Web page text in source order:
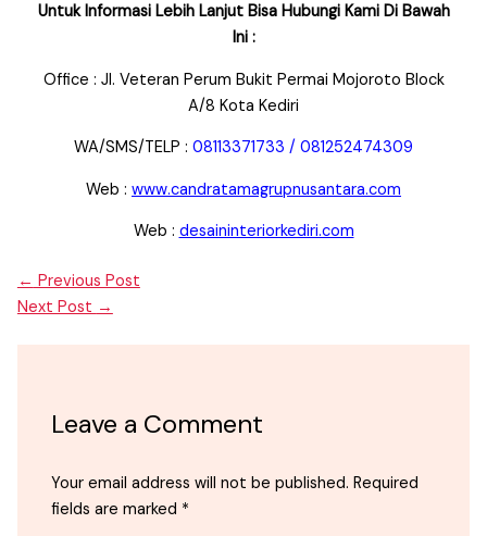
Untuk Informasi Lebih Lanjut Bisa Hubungi Kami Di Bawah
Ini :
Office : Jl. Veteran Perum Bukit Permai Mojoroto Block
A/8 Kota Kediri
WA/SMS/TELP : 08113371733 / 081252474309
Web : www.candratamagrupnusantara.com
Web : desaininteriorkediri.com
← Previous Post
Next Post →
Leave a Comment
Your email address will not be published. Required
fields are marked *